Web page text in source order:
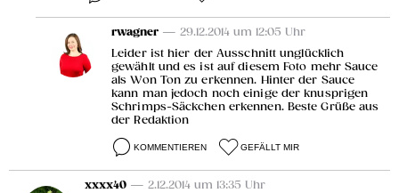
rwagner — 29.12.2014 um 12:05 Uhr
Leider ist hier der Ausschnitt unglücklich
gewählt und es ist auf diesem Foto mehr Sauce
als Won Ton zu erkennen. Hinter der Sauce
kann man jedoch noch einige der knusprigen
Schrimps-Säckchen erkennen. Beste Grüße aus
der Redaktion
KOMMENTIEREN GEFÄLLT MIR
xxxx40 — 2.12.2014 um 13:35 Uhr